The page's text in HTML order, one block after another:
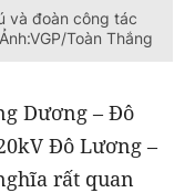
và đoàn công tác
Toàn Thắng
Dương – Đô
Đô Lương –
rất quan